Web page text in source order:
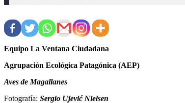
Equipo La Ventana Ciudadana
Agrupación Ecológica Patagónica (AEP)
Aves de Magallanes
Fotografía: Sergio Ujević Nielsen